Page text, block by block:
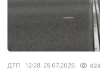
ДТП 12:28, 25.07.2026